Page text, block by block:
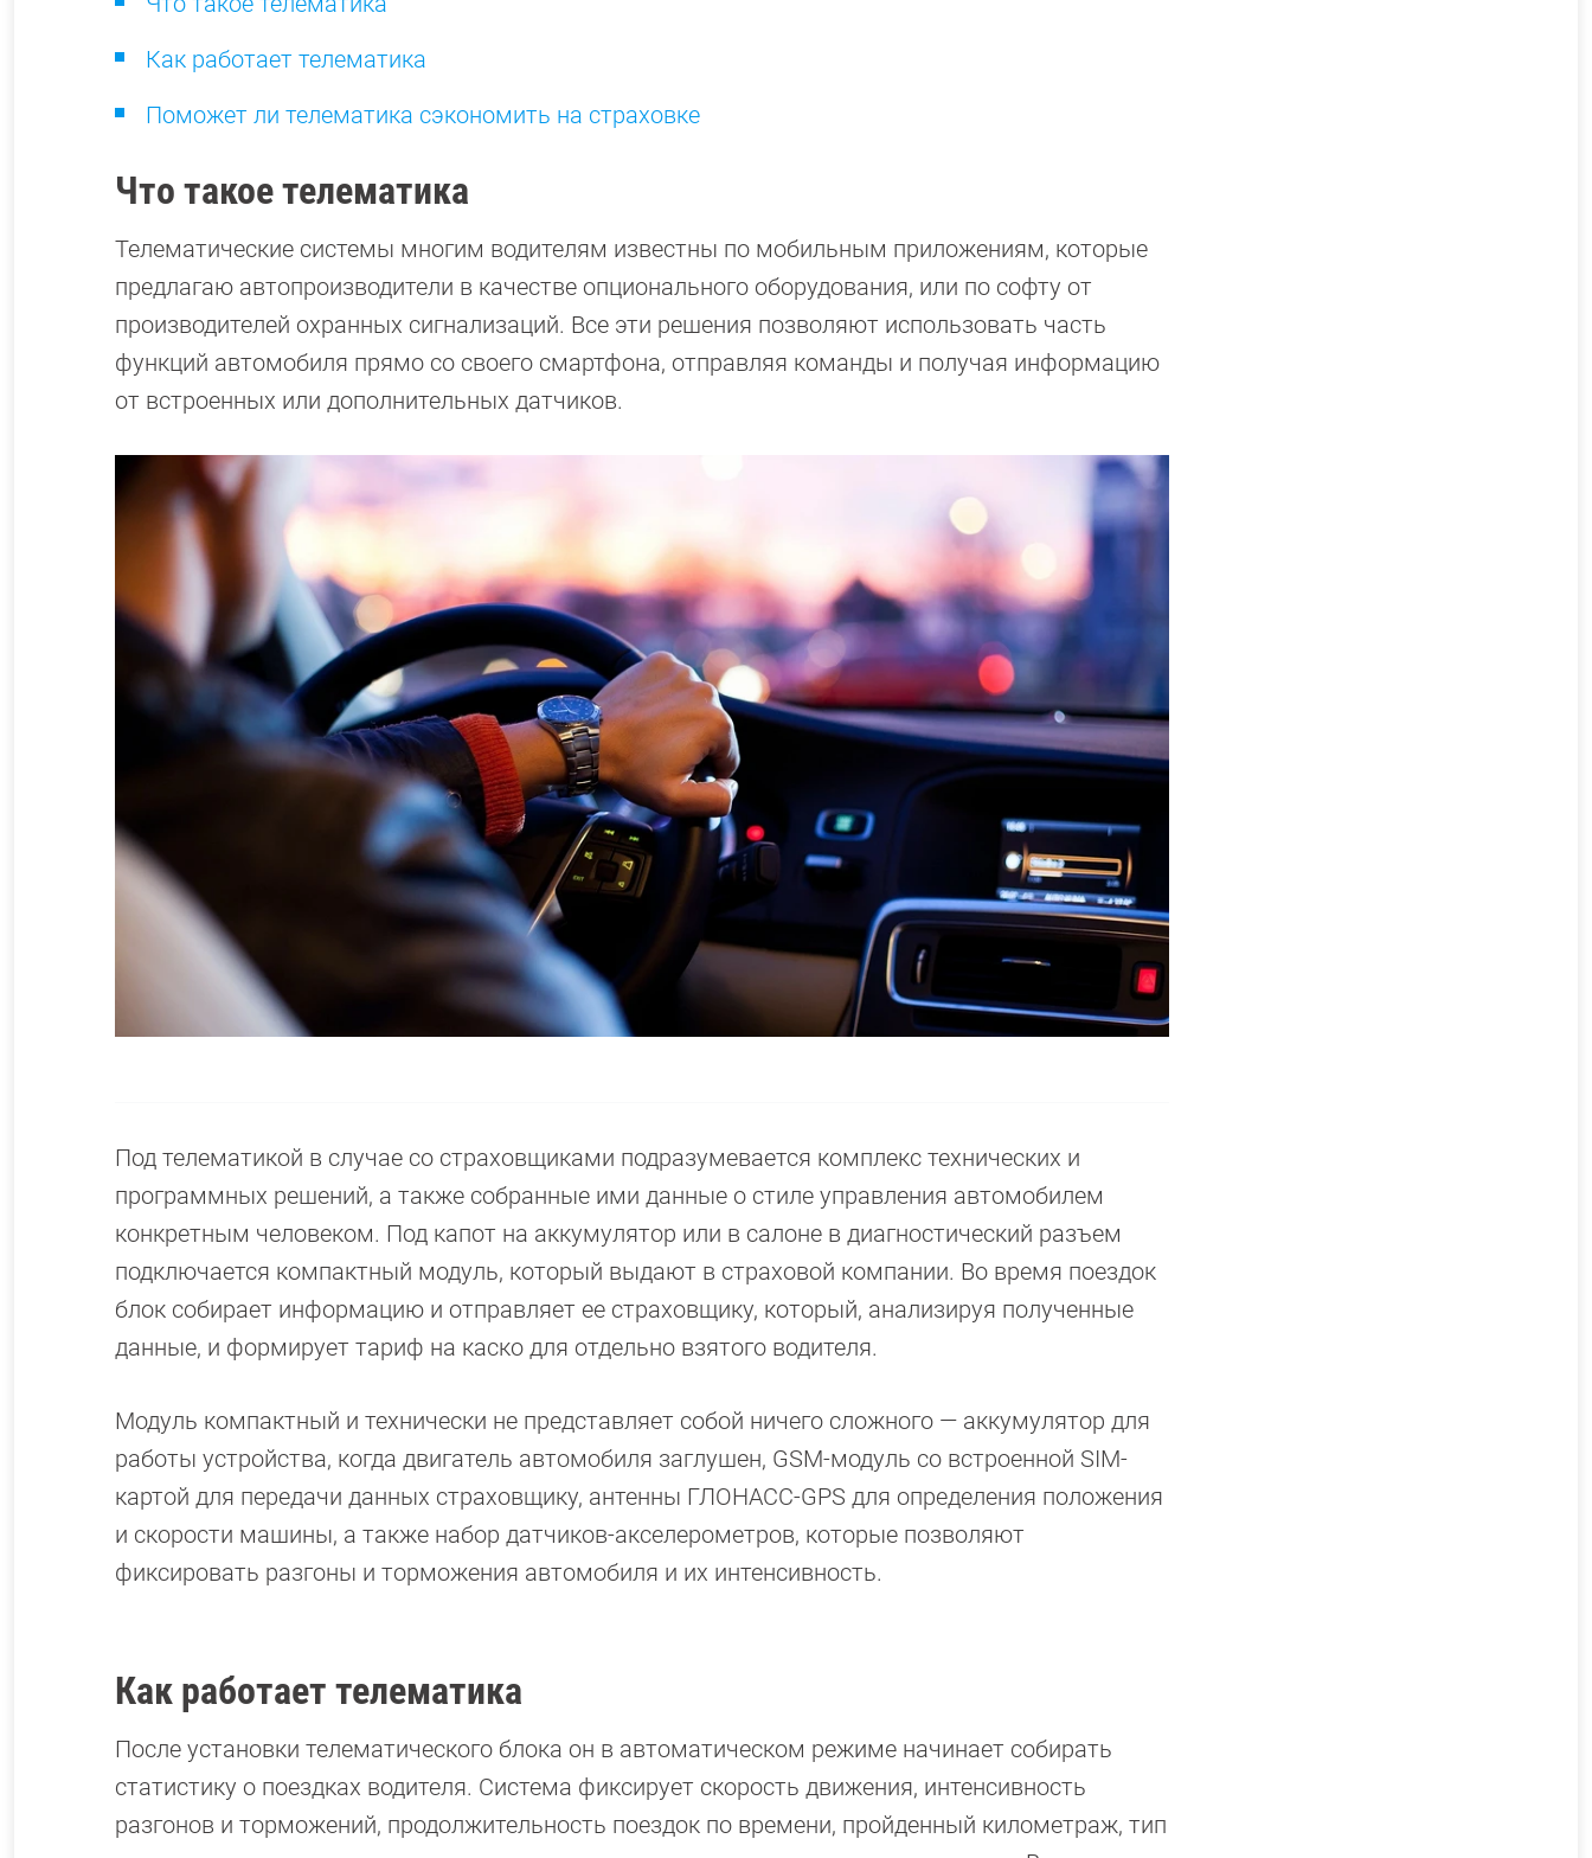
Как работает телематика
Поможет ли телематика сэкономить на страховке
Что такое телематика
Телематические системы многим водителям известны по мобильным приложениям, которые
предлагаю автопроизводители в качестве опционального оборудования, или по софту от
производителей охранных сигнализаций. Все эти решения позволяют использовать часть
функций автомобиля прямо со своего смартфона, отправляя команды и получая информацию
от встроенных или дополнительных датчиков.
Под телематикой в случае со страховщиками подразумевается комплекс технических и
программных решений, а также собранные ими данные о стиле управления автомобилем
конкретным человеком. Под капот на аккумулятор или в салоне в диагностический разъем
подключается компактный модуль, который выдают в страховой компании. Во время поездок
блок собирает информацию и отправляет ее страховщику, который, анализируя полученные
данные, и формирует тариф на каско для отдельно взятого водителя.
Модуль компактный и технически не представляет собой ничего сложного — аккумулятор для
работы устройства, когда двигатель автомобиля заглушен, GSM-модуль со встроенной SIM-
картой для передачи данных страховщику, антенны ГЛОНАСС-GPS для определения положения
и скорости машины, а также набор датчиков-акселерометров, которые позволяют
фиксировать разгоны и торможения автомобиля и их интенсивность.
Как работает телематика
После установки телематического блока он в автоматическом режиме начинает собирать
статистику о поездках водителя. Система фиксирует скорость движения, интенсивность
разгонов и торможений, продолжительность поездок по времени, пройденный километраж, тип